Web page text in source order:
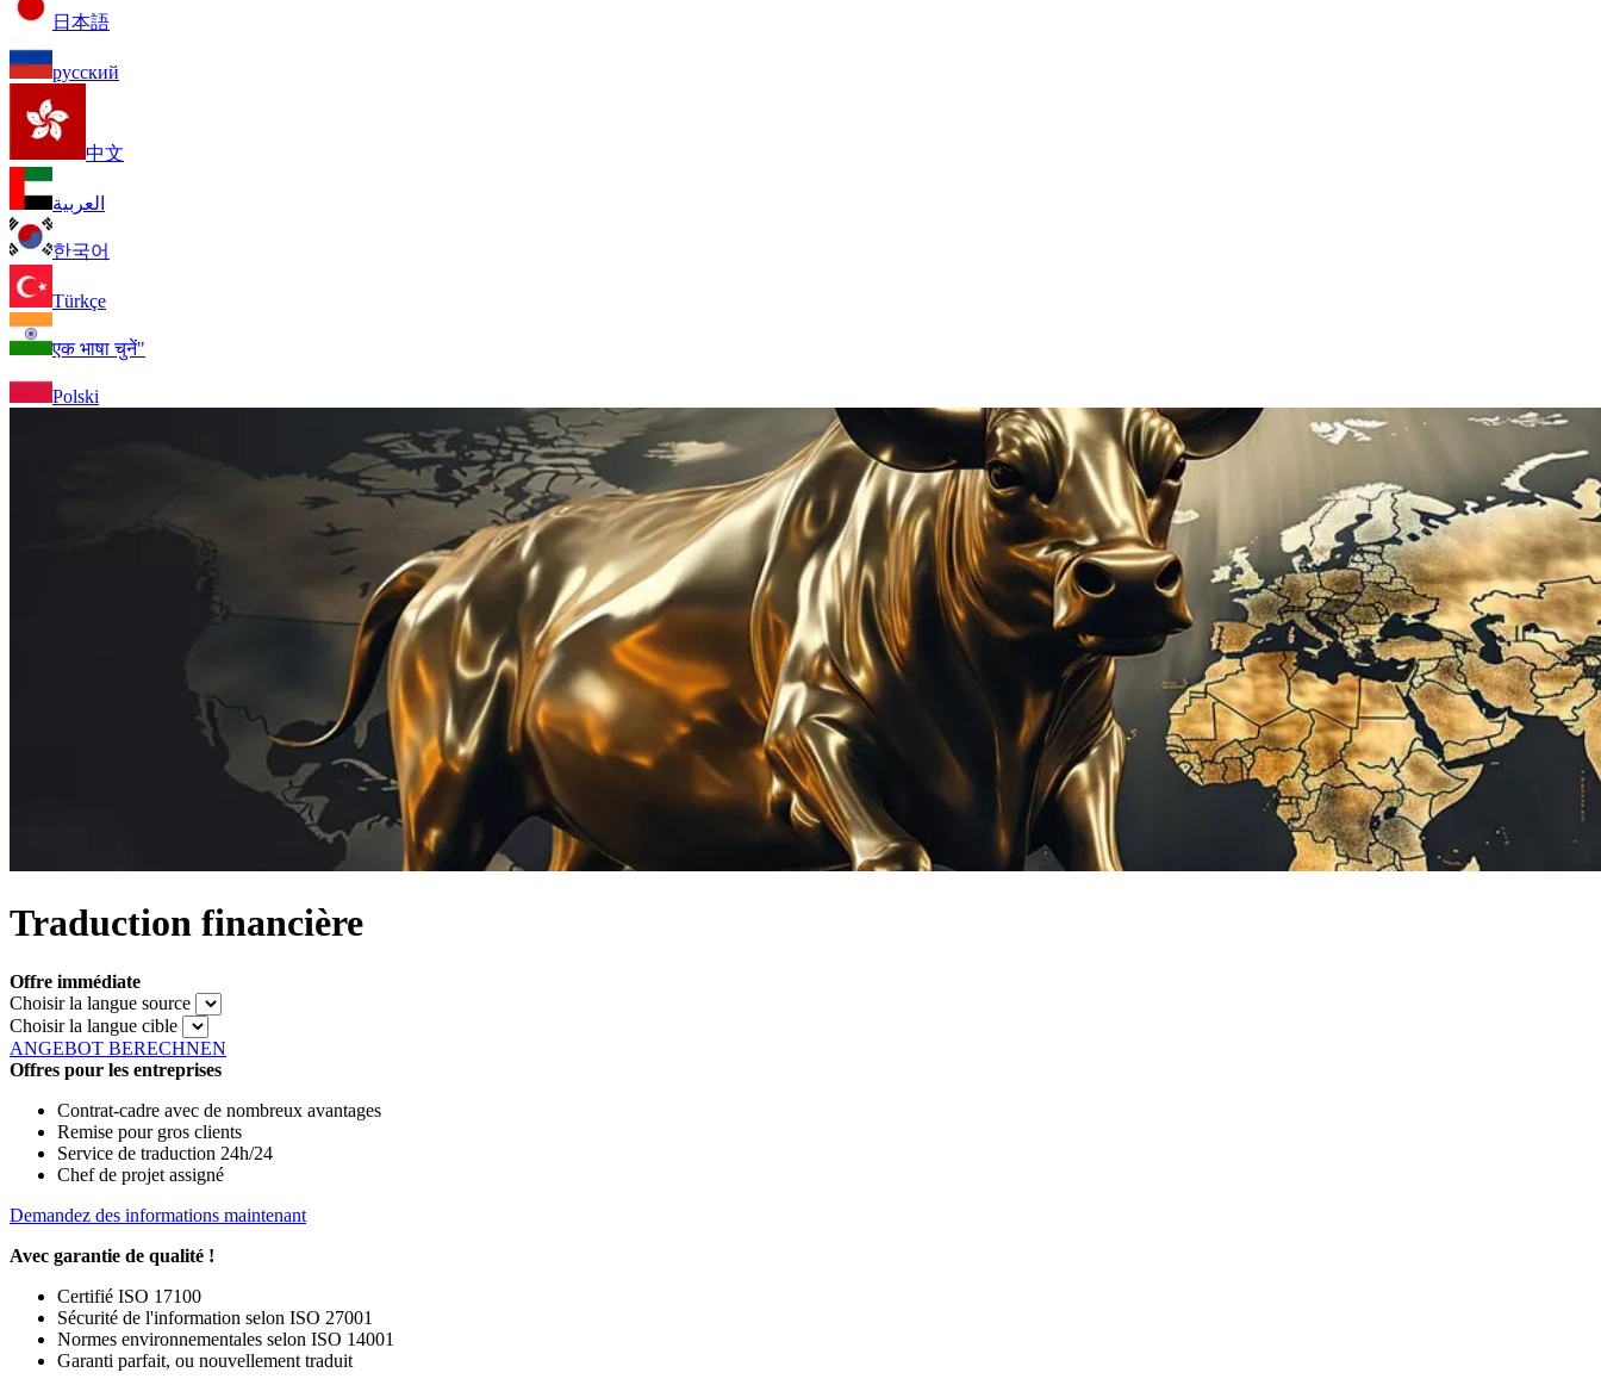
日本語
русский
中文
العربية
한국어
Türkçe
एक भाषा चुनें"
Polski
Traduction financière
Offre immédiate
Choisir la langue source
Choisir la langue cible
ANGEBOT BERECHNEN
Offres pour les entreprises
Contrat-cadre avec de nombreux avantages
Remise pour gros clients
Service de traduction 24h/24
Chef de projet assigné
Demandez des informations maintenant
Avec garantie de qualité !
Certifié ISO 17100
Sécurité de l'information selon ISO 27001
Normes environnementales selon ISO 14001
Garanti parfait, ou nouvellement traduit